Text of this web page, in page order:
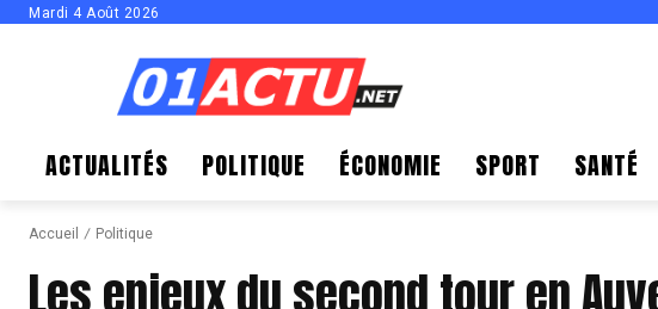
Mardi 4 Août 2026
ACTUALITÉS POLITIQUE ÉCONOMIE SPORT SANTÉ
Accueil Politique
Les enjeux du second tour en